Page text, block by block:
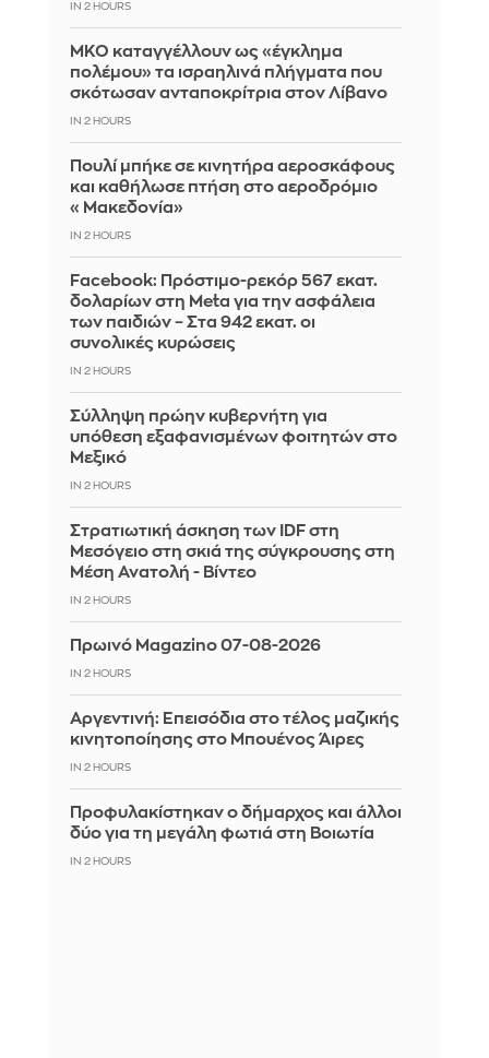
IN 2 HOURS
ΜΚΟ καταγγέλλουν ως «έγκλημα
πολέμου» τα ισραηλινά πλήγματα που
σκότωσαν ανταποκρίτρια στον Λίβανο
IN 2 HOURS
Πουλί μπήκε σε κινητήρα αεροσκάφους
και καθήλωσε πτήση στο αεροδρόμιο
«Μακεδονία»
IN 2 HOURS
Facebook: Πρόστιμο-ρεκόρ 567 εκατ.
δολαρίων στη Meta για την ασφάλεια
των παιδιών – Στα 942 εκατ. οι
συνολικές κυρώσεις
IN 2 HOURS
Σύλληψη πρώην κυβερνήτη για
υπόθεση εξαφανισμένων φοιτητών στο
Μεξικό
IN 2 HOURS
Στρατιωτική άσκηση των IDF στη
Μεσόγειο στη σκιά της σύγκρουσης στη
Μέση Ανατολή - Βίντεο
IN 2 HOURS
Πρωινό Magazino 07-08-2026
IN 2 HOURS
Αργεντινή: Επεισόδια στο τέλος μαζικής
κινητοποίησης στο Μπουένος Άιρες
IN 2 HOURS
Προφυλακίστηκαν ο δήμαρχος και άλλοι
δύο για τη μεγάλη φωτιά στη Βοιωτία
IN 2 HOURS